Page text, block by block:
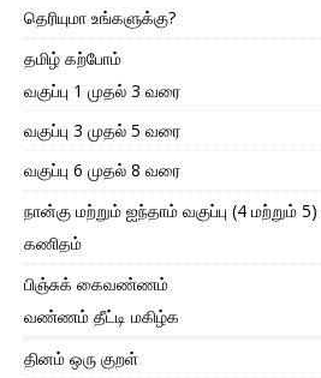
தெரியுமா உங்களுக்கு?
தமிழ் கற்போம்
வகுப்பு 1 முதல் 3 வரை
வகுப்பு 3 முதல் 5 வரை
வகுப்பு 6 முதல் 8 வரை
நான்கு மற்றும் ஐந்தாம் வகுப்பு (4 மற்றும்
கணிதம்
பிஞ்சுக் கைவண்ணம்
வண்ணம் தீட்டி மகிழ்க
தினம் ஒரு குறள்